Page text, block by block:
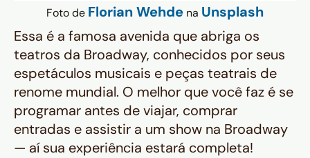
Foto de Florian Wehde na Unsplash
Essa é a famosa avenida que abriga os
teatros da Broadway, conhecidos por seus
espetáculos musicais e peças teatrais de
renome mundial. O melhor que você faz é se
programar antes de viajar, comprar
entradas e assistir a um show na Broadway
— aí sua experiência estará completa!